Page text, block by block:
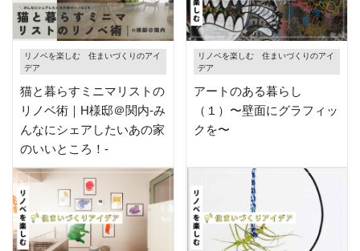
リノベを楽しむ 住まいづくりのアイ
デア
猫と暮らすミニマリストの
リノベ術｜H様邸＠関内-み
んなにシェアしたいあの家
のいいところ！-
リノベを楽しむ 住まいづくりのアイ
デア
アートのある暮らし
（１）〜壁面にグラフィッ
クを〜